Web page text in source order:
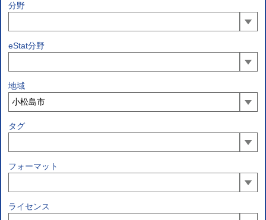
分野
eStat分野
地域
タグ
フォーマット
ライセンス